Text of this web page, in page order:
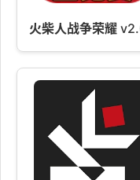
火柴人战争荣耀